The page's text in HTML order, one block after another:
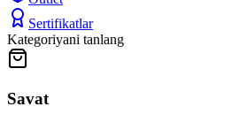
Sertifikatlar
Kategoriyani tanlang
Savat